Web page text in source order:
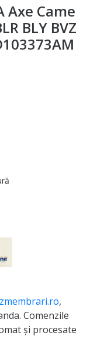
Axe Came
BLY BVZ
,
Comenzile
și procesate